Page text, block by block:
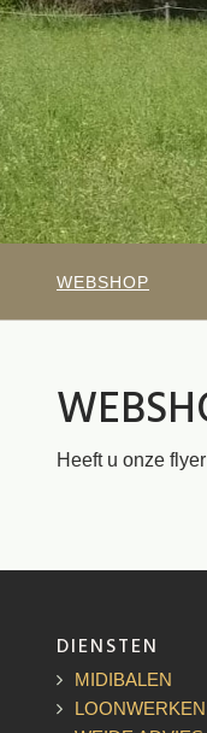
WEBSHOP
Heeft u onze
DIENSTEN
MIDIBALEN
LOONWERKEN